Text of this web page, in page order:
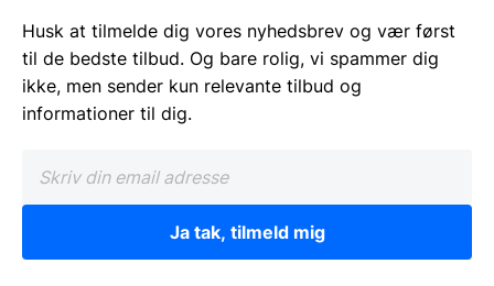
Husk at tilmelde dig vores nyhedsbrev og vær først
til de bedste tilbud. Og bare rolig, vi spammer dig
ikke, men sender kun relevante tilbud og
informationer til dig.
Ja tak, tilmeld mig